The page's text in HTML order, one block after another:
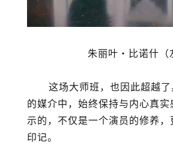
朱丽叶·比诺什（
这场大师班，也因此超越
的媒介中，始终保持与内心真
示的，不仅是一个演员的修养
印记。